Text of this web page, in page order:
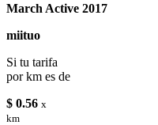
March Active 2017
miituo
Si tu tarifa
por km es de
$ 0.56 x
km